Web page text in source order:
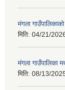
मंगला
मिति: 04/21/
मंगला गाउँपालिका
मिति: 08/13/